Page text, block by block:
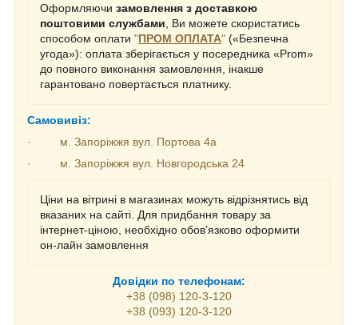
Оформляючи замовлення з доставкою
поштовими службами , Ви можете скористатись
способом оплати "ПРОМ ОПЛАТА" («Безпечна
угода»): оплата зберігається у посередника «Prom»
до повного виконання замовлення, інакше
гарантовано повертається платнику.
Самовивіз:
·
м. Запоріжжя вул. Портова 4а
·
м. Запоріжжя вул. Новгородська 24
Ціни на вітрині в магазинах можуть відрізнятись від
вказаних на сайті. Для придбання товару за
інтернет-ціною, необхідно обов’язково оформити
он-лайн замовлення
Довідки по телефонам:
+38 (098) 120-3-120
+38 (093) 120-3-120